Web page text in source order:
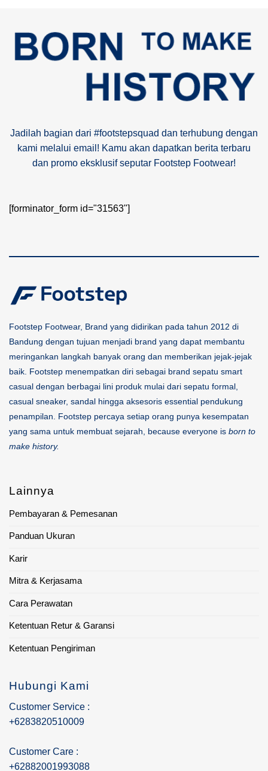
Jadilah bagian dari #footstepsquad dan terhubung dengan
kami melalui email! Kamu akan dapatkan berita terbaru
dan promo eksklusif seputar Footstep Footwear!
[forminator_form id="31563"]
Footstep Footwear, Brand yang didirikan pada tahun 2012 di
Bandung dengan tujuan menjadi brand yang dapat membantu
meringankan langkah banyak orang dan memberikan jejak-jejak
baik. Footstep menempatkan diri sebagai brand sepatu smart
casual dengan berbagai lini produk mulai dari sepatu formal,
casual sneaker, sandal hingga aksesoris essential pendukung
penampilan. Footstep percaya setiap orang punya kesempatan
yang sama untuk membuat sejarah, because everyone is born to
make history.
Lainnya
Pembayaran & Pemesanan
Panduan Ukuran
Karir
Mitra & Kerjasama
Cara Perawatan
Ketentuan Retur & Garansi
Ketentuan Pengiriman
Hubungi Kami
Customer Service :
+6283820510009
Customer Care :
+62882001993088